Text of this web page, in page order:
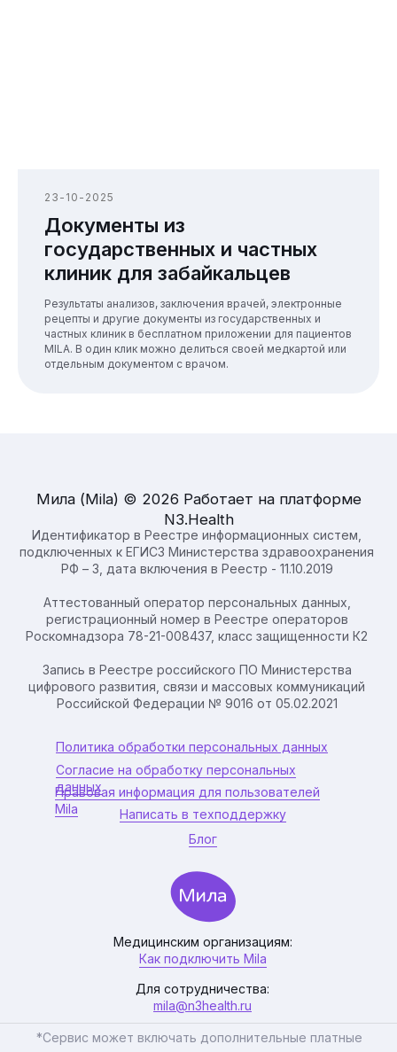
23-10-2025
Документы из
государственных и частных
клиник для забайкальцев
Результаты анализов, заключения врачей, электронные
рецепты и другие документы из государственных и
частных клиник в бесплатном приложении для пациентов
MILA. В один клик можно делиться своей медкартой или
отдельным документом с врачом.